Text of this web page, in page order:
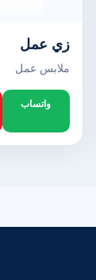
زي عمل
ملابس عمل
واتساب